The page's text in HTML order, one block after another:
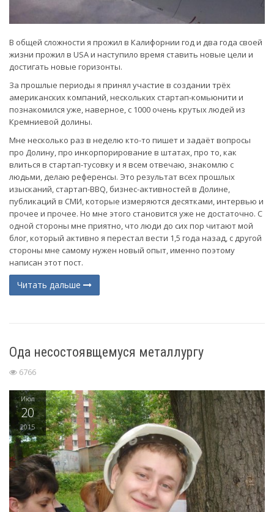
В общей сложности я прожил в Калифорнии год и два года своей
жизни прожил в USA и наступило время ставить новые цели и
достигать новые горизонты.
За прошлые периоды я принял участие в создании трёх
американских компаний, нескольких стартап-комьюнити и
познакомился уже, наверное, с 1000 очень крутых людей из
Кремниевой долины.
Мне несколько раз в неделю кто-то пишет и задаёт вопросы
про Долину, про инкорпорирование в штатах, про то, как
влиться в стартап-тусовку и я всем отвечаю, знакомлю с
людьми, делаю референсы. Это результат всех прошлых
изысканий, стартап-BBQ, бизнес-активностей в Долине,
публикаций в СМИ, которые измеряются десятками, интервью и
прочее и прочее. Но мне этого становится уже не достаточно. С
одной стороны мне приятно, что люди до сих пор читают мой
блог, который активно я перестал вести 1,5 года назад, с другой
стороны мне самому нужен новый опыт, именно поэтому
написан этот пост.
Читать дальше
Ода несостоявщемуся металлургу
6766
Июл
20
2015